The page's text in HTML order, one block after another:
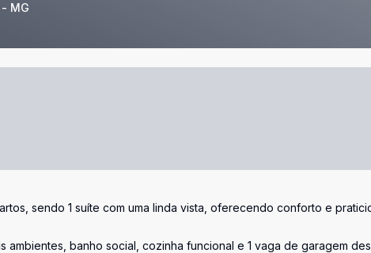
MG
sendo 1 suíte com uma linda vista, oferecendo conforto e
ambientes, banho social, cozinha funcional e 1 vaga de garagem